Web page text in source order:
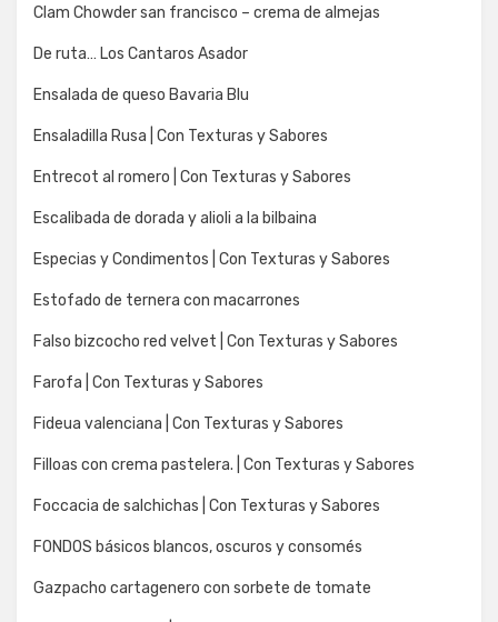
Clam Chowder san francisco – crema de almejas
De ruta… Los Cantaros Asador
Ensalada de queso Bavaria Blu
Ensaladilla Rusa | Con Texturas y Sabores
Entrecot al romero | Con Texturas y Sabores
Escalibada de dorada y alioli a la bilbaina
Especias y Condimentos | Con Texturas y Sabores
Estofado de ternera con macarrones
Falso bizcocho red velvet | Con Texturas y Sabores
Farofa | Con Texturas y Sabores
Fideua valenciana | Con Texturas y Sabores
Filloas con crema pastelera. | Con Texturas y Sabores
Foccacia de salchichas | Con Texturas y Sabores
FONDOS básicos blancos, oscuros y consomés
Gazpacho cartagenero con sorbete de tomate